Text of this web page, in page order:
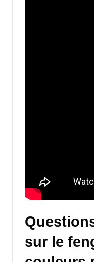
sur le